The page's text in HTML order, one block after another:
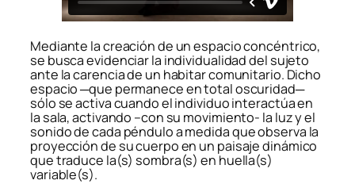
Mediante la creación de un espacio concéntrico,
se busca evidenciar la individualidad del sujeto
ante la carencia de un habitar comunitario. Dicho
espacio ─que permanece en total oscuridad─
sólo se activa cuando el individuo interactúa en
la sala, activando –con su movimiento- la luz y el
sonido de cada péndulo a medida que observa la
proyección de su cuerpo en un paisaje dinámico
que traduce la(s) sombra(s) en huella(s)
variable(s).